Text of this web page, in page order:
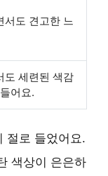
서도 견고한 느
도 세련된 색감
어요.
절로 들었어요.
색상이 은은하